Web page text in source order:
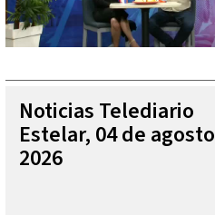
Noticias Telediario
Estelar, 04 de agosto
2026